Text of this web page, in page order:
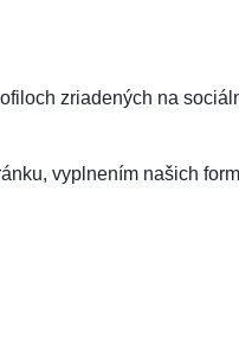
zriadených na
vyplnením našich